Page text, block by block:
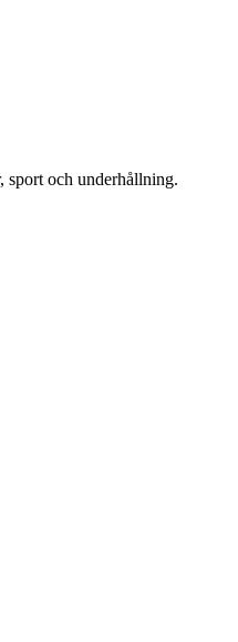
sport och underhållning.